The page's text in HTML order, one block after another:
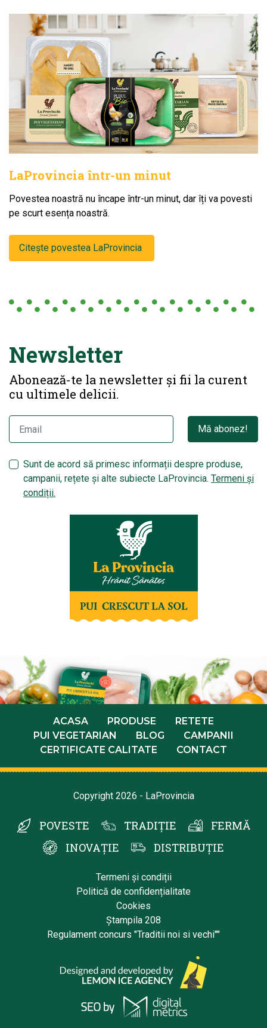
LaProvincia într-un minut
Povestea noastră nu încape într-un minut, dar îți va povesti
pe scurt esența noastră.
Citește povestea LaProvincia
Newsletter
Abonează-te la newsletter și fii la curent
cu ultimele delicii.
Mă abonez!
Sunt de acord să primesc informații despre produse,
campanii, rețete și alte subiecte LaProvincia. Termeni și
condiții.
ACASA PRODUSE
RETETE
PUI VEGETARIAN
BLOG
CAMPANII
CERTIFICATE CALITATE
CONTACT
Copyright 2026 - LaProvincia
POVESTE TRADIȚIE
FERMĂ
INOVAȚIE
DISTRIBUȚIE
Termeni și condiții
Politică de confidențialitate
Cookies
Ștampila 208
Regulament concurs "Traditii noi si vechi""